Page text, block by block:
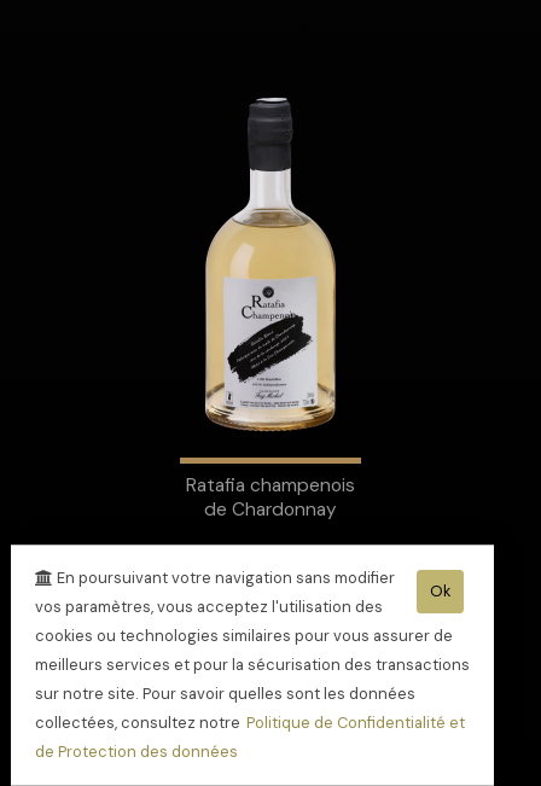
Ratafia champenois
de Chardonnay
Ok
En poursuivant votre navigation sans modifier
vos paramètres, vous acceptez l'utilisation des
cookies ou technologies similaires pour vous assurer de
meilleurs services et pour la sécurisation des transactions
sur notre site. Pour savoir quelles sont les données
collectées, consultez notre Politique de Confidentialité et
de Protection des données